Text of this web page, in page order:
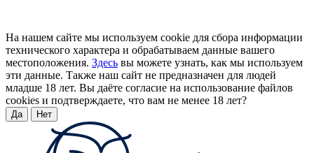
На нашем сайте мы используем cookie для сбора информации
технического характера и обрабатываем данные вашего
местоположения. Здесь вы можете узнать, как мы используем
эти данные. Также наш сайт не предназначен для людей
младше 18 лет. Вы даёте согласие на использование файлов
cookies и подтверждаете, что вам не менее 18 лет?
Да Нет